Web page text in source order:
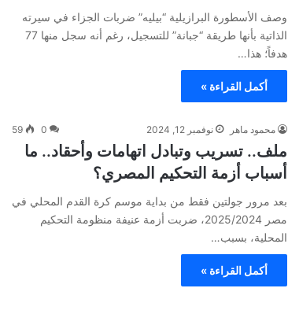
وصف الأسطورة البرازيلية “بيليه” ضربات الجزاء في سيرته
الذاتية بأنها طريقة “جبانة” للتسجيل، رغم أنه سجل منها 77
هدفاً؛ هذا…
أكمل القراءة »
محمود ماهر نوفمبر 12, 2024 0
59
ملف.. تسريب وتبادل اتهامات وأحقاد.. ما
أسباب أزمة التحكيم المصري؟
بعد مرور جولتين فقط من بداية موسم كرة القدم المحلي في
مصر 2025/2024، ضربت أزمة عنيفة منظومة التحكيم
المحلية، بسبب…
أكمل القراءة »